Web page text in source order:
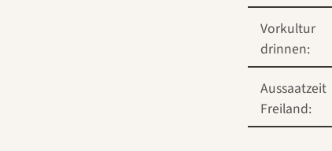
Vorkultur
drinnen:
Aussaatzeit
Freiland: